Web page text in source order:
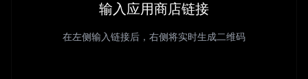
输入应用商店链接
在左侧输入链接后，右侧将实时生成二维码